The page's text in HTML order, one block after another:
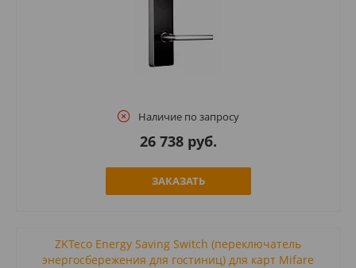
Наличие по запросу
26 738 руб.
ЗАКАЗАТЬ
ZKTeco Energy Saving Switch (переключатель
энергосбережения для гостиниц) для карт Mifare